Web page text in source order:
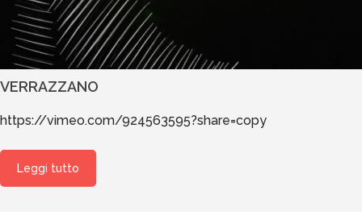
VERRAZZANO
https://vimeo.com/924563595?share=copy
Leggi tutto